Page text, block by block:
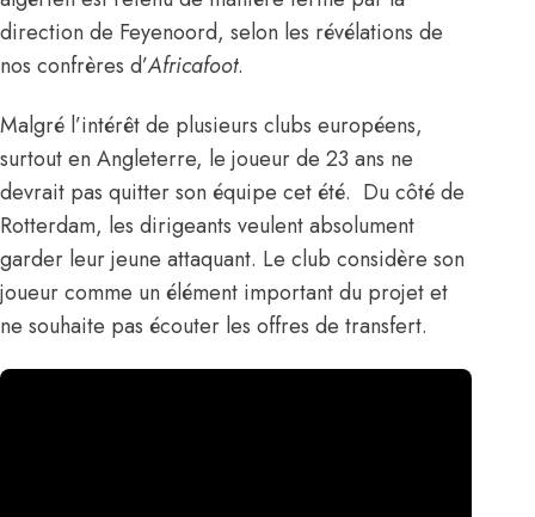
direction de Feyenoord, selon les révélations de
nos confrères d’Africafoot.
Malgré l’intérêt de plusieurs clubs européens,
surtout en Angleterre, le joueur de 23 ans ne
devrait pas quitter son équipe cet été. Du côté de
Rotterdam, les dirigeants veulent absolument
garder leur jeune attaquant. Le club considère son
joueur comme un élément important du projet et
ne souhaite pas écouter les offres de transfert.